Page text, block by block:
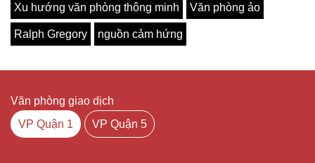
Xu hướng văn phòng thông minh Văn phòng ảo
Ralph Gregory nguồn cảm hứng
Văn phòng giao dịch
VP Quận 1
VP Quận 5